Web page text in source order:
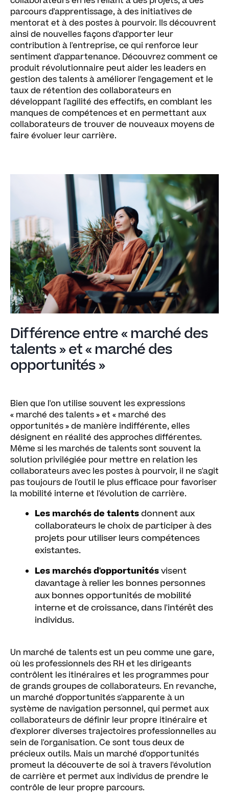
parcours d'apprentissage, à des initiatives de
mentorat et à des postes à pourvoir. Ils découvrent
ainsi de nouvelles façons d'apporter leur
contribution à l'entreprise, ce qui renforce leur
sentiment d'appartenance. Découvrez comment ce
produit révolutionnaire peut aider les leaders en
gestion des talents à améliorer l'engagement et le
taux de rétention des collaborateurs en
développant l'agilité des effectifs, en comblant les
manques de compétences et en permettant aux
collaborateurs de trouver de nouveaux moyens de
faire évoluer leur carrière.
Différence entre « marché des
talents » et « marché des
opportunités »
Bien que l'on utilise souvent les expressions
« marché des talents » et « marché des
opportunités » de manière indifférente, elles
désignent en réalité des approches différentes.
Même si les marchés de talents sont souvent la
solution privilégiée pour mettre en relation les
collaborateurs avec les postes à pourvoir, il ne s'agit
pas toujours de l'outil le plus efficace pour favoriser
la mobilité interne et l'évolution de carrière.
Les marchés de talentsdonnent aux
collaborateurs le choix de participer à des
projets pour utiliser leurs compétences
existantes.
Les marchés d'opportunitésvisent
davantage à relier les bonnes personnes
aux bonnes opportunités de mobilité
interne et de croissance, dans l'intérêt des
individus.
Un marché de talents est un peu comme une gare,
où les professionnels des RH et les dirigeants
contrôlent les itinéraires et les programmes pour
de grands groupes de collaborateurs. En revanche,
un marché d'opportunités s'apparente à un
système de navigation personnel, qui permet aux
collaborateurs de définir leur propre itinéraire et
d'explorer diverses trajectoires professionnelles au
sein de l'organisation. Ce sont tous deux de
précieux outils. Mais un marché d'opportunités
promeut la découverte de soi à travers l'évolution
de carrière et permet aux individus de prendre le
contrôle de leur propre parcours.